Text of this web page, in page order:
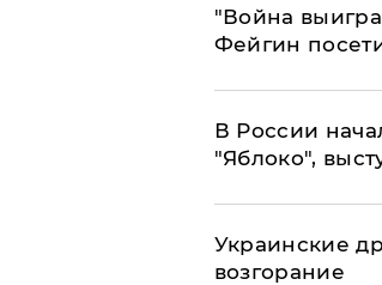
"Война
Фейгин
В России
"Яблоко",
Украинские
возгорание